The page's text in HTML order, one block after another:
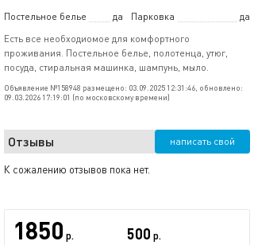
Постельное белье да Парковка
да
Есть все необходиомое для комфортного
проживания. Постельное белье, полотенца, утюг,
посуда, стиральная машинка, шампунь, мыло.
Объявление №158948 размещено: 03.09.2025 12:31:46, обновлено:
09.03.2026 17:19:01 (по московскому времени)
Отзывы написать свой
К сожалению отзывов пока нет.
1850 р.
500 р.